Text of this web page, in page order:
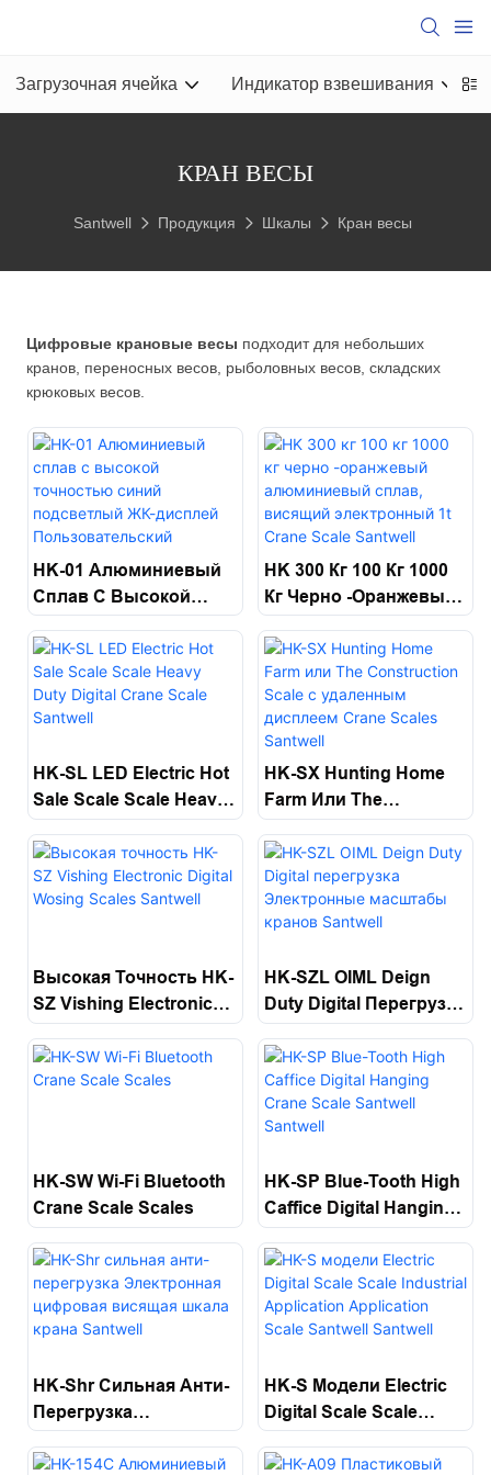
Загрузочная ячейка Индикатор взвешивания
КРАН ВЕСЫ
Santwell Продукция Шкалы Кран весы
Цифровые крановые весы подходит для небольших
кранов, переносных весов, рыболовных весов, складских
крюковых весов.
HK-01 Алюминиевый
Сплав С Высокой
Подсветлый ЖК-
Дисплей
Пользовательский
Цифровой Крюк Для
Крана Santwell
HK 300 Кг 100 Кг 1000
Кг Черно -оранжевый
Висящий
Электронный 1t Crane
Scale Santwell
HK-SL LED Electric Hot
Sale Scale Scale Heavy
Duty Digital Crane Scale
Santwell
HK-SX Hunting Home
Farm Или The
Construction Scale С
Удаленным Дисплеем
Crane Scales Santwell
Высокая Точность HK-
SZ Vishing Electronic
Digital Wosing Scales
Santwell
HK-SZL OIML Deign
Duty Digital Перегрузка
Электронные
Масштабы Кранов
Santwell
HK-SW Wi-Fi Bluetooth
Crane Scale Scales
HK-SP Blue-Tooth High
Caffice Digital Hanging
Crane Scale Santwell
Santwell
HK-Shr Сильная Анти-
Перегрузка
Цифровая Висящая
HK-S Модели Electric
Digital Scale Scale
Application Scale